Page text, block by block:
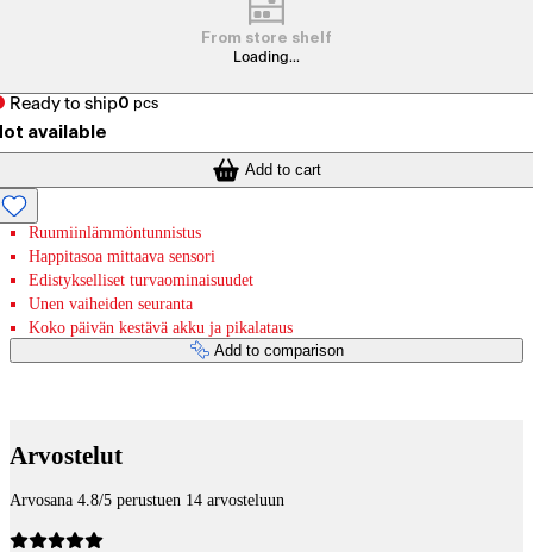
From store shelf
Loading...
Ready to ship0 pcs
available
Add to cart
Ruumiinlämmöntunnistus
Happitasoa mittaava sensori
Edistykselliset turvaominaisuudet
Unen vaiheiden seuranta
Koko päivän kestävä akku ja pikalataus
Add to comparison
Arvostelut
Arvosana 4.8/5 perustuen 14 arvosteluun